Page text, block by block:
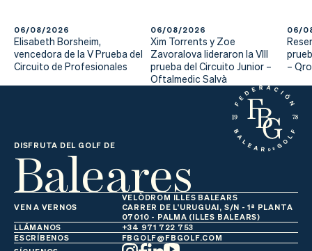
06/08/2026
Elisabeth Borsheim,
vencedora de la V Prueba del
Circuito de Profesionales
06/08/2026
Xim Torrents y Zoe
Zavoralova lideraron la VIII
prueba del Circuito Junior –
Oftalmedic Salvà
06/
–
DISFRUTA DEL GOLF DE
Baleares
VEN A VERNOS
VELÒDROM ILLES BALEARS
CARRER DE L'URUGUAI, S/N - 1ª PLANTA
07010 - PALMA (ILLES BALEARS)
LLÁMANOS
+34 971 722 753
ESCRÍBENOS
FBGOLF@FBGOLF.COM